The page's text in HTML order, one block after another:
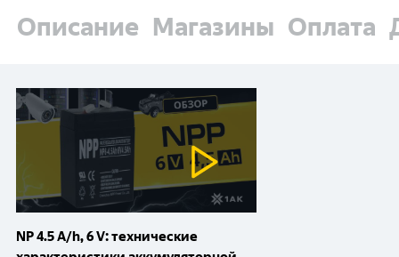
Описание Магазины Оплата
NP 4.5 A/h, 6 V: технические